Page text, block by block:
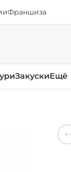
Франшиза
ЗакускиЕщё